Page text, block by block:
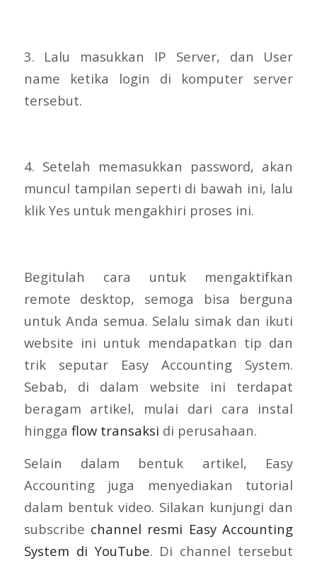
3. Lalu masukkan IP Server, dan User
name ketika login di komputer server
tersebut.
4. Setelah memasukkan password, akan
muncul tampilan seperti di bawah ini, lalu
klik Yes untuk mengakhiri proses ini.
Begitulah cara untuk mengaktifkan
remote desktop, semoga bisa berguna
untuk Anda semua. Selalu simak dan ikuti
website ini untuk mendapatkan tip dan
trik seputar Easy Accounting System.
Sebab, di dalam website ini terdapat
beragam artikel, mulai dari cara instal
hingga flow transaksi di perusahaan.
Selain dalam bentuk artikel, Easy
Accounting juga menyediakan tutorial
dalam bentuk video. Silakan kunjungi dan
subscribe channel resmi Easy Accounting
System di YouTube. Di channel tersebut